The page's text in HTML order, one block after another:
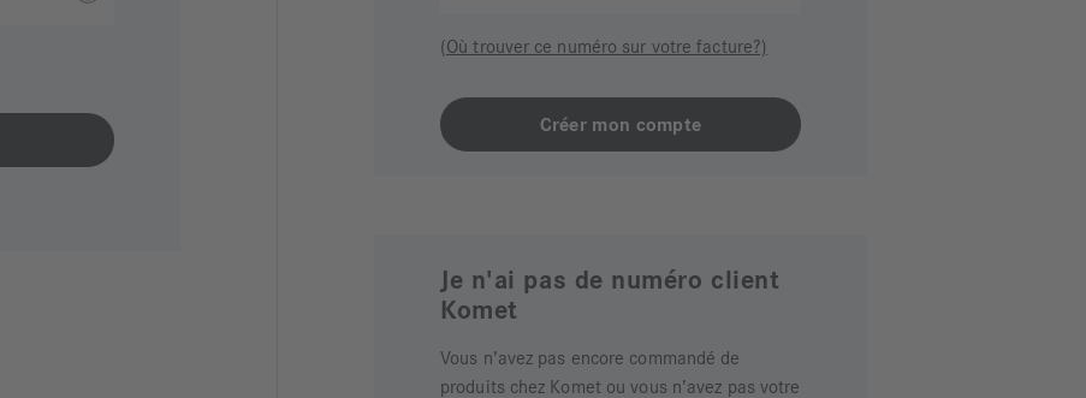
(Où trouver ce numéro sur votre facture?)
Je n'ai pas de numéro client
Komet
Vous n’avez pas encore commandé de
produits chez Komet ou vous n’avez pas votre